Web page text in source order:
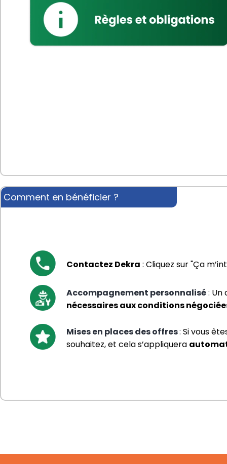
Comment en bénéficier ?
Contactez Dekra : Cliquez sur "Ça
Accompagnement personnalisé : Un
nécessaires aux conditions
Mises en places des offres: Si vous
souhaitez, et cela s’appliquera